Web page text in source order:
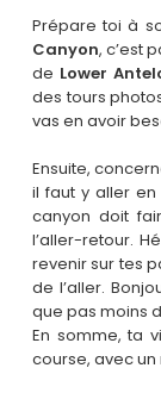
Prépare toi à
Canyon, c’est
de Lower
des tours
vas en avoir
Ensuite,
il faut y aller en
canyon doit
l’aller-retour.
revenir sur tes
de l’aller.
que pas moins
En somme, ta
course, avec